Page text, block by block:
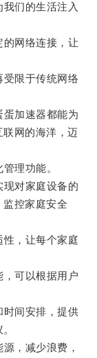
们的生活注入
网络连接，让
限于传统网络
加速器都能为
网的海洋，迈
理功能。
对家庭设备的
控家庭安全
，让每个家庭
可以根据用户
间安排，提供
，减少浪费，